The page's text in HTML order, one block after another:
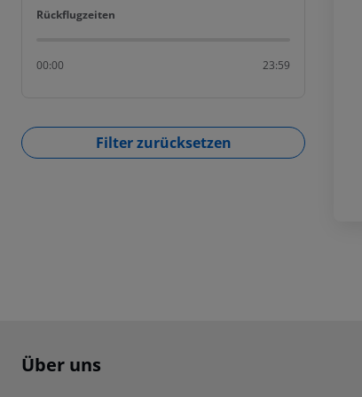
Rückflugzeiten
Rückflugzeiten
00:00 23:59
Filter zurücksetzen
Footer navigation
Über uns